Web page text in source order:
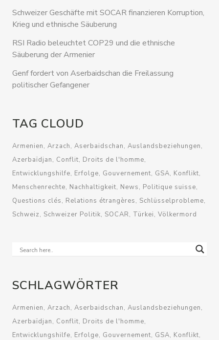
Schweizer Geschäfte mit SOCAR finanzieren Korruption,
Krieg und ethnische Säuberung
RSI Radio beleuchtet COP29 und die ethnische
Säuberung der Armenier
Genf fordert von Aserbaidschan die Freilassung
politischer Gefangener
TAG CLOUD
Armenien Arzach Aserbaidschan Auslandsbeziehungen
Azerbaïdjan
Conflit Droits de l'homme
Entwicklungshilfe Erfolge Gouvernement GSA Konflikt
Menschenrechte Nachhaltigkeit News
Politique suisse
Questions clés
Relations étrangères
Schlüsselprobleme
Schweiz
Schweizer Politik SOCAR Türkei Völkermord
SCHLAGWÖRTER
Armenien Arzach Aserbaidschan Auslandsbeziehungen
Azerbaïdjan
Conflit Droits de l'homme
Entwicklungshilfe Erfolge Gouvernement GSA Konflikt